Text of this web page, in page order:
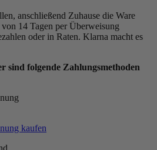
anschließend Zuhause die Ware
14 Tagen per Überweisung
oder in Raten. Klarna macht es
sind folgende Zahlungsmethoden
kaufen